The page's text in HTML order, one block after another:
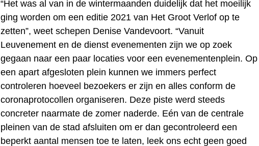
“Het was al van in de wintermaanden duidelijk dat het moeilijk
ging worden om een editie 2021 van Het Groot Verlof op te
zetten”, weet schepen Denise Vandevoort. “Vanuit
Leuvenement en de dienst evenementen zijn we op zoek
gegaan naar een paar locaties voor een evenementenplein. Op
een apart afgesloten plein kunnen we immers perfect
controleren hoeveel bezoekers er zijn en alles conform de
coronaprotocollen organiseren. Deze piste werd steeds
concreter naarmate de zomer naderde. Eén van de centrale
pleinen van de stad afsluiten om er dan gecontroleerd een
beperkt aantal mensen toe te laten, leek ons echt geen goed